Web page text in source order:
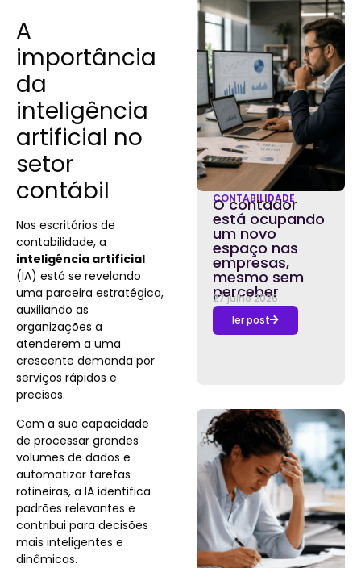
A
importância
da
inteligência
artificial no
setor
contábil
Nos escritórios de
contabilidade, a
inteligência artificial
(IA) está se revelando
uma parceira estratégica,
auxiliando as
organizações a
atenderem a uma
crescente demanda por
serviços rápidos e
precisos.
Com a sua capacidade
de processar grandes
volumes de dados e
automatizar tarefas
rotineiras, a IA identifica
padrões relevantes e
contribui para decisões
mais inteligentes e
dinâmicas.
CONTABILIDADE
O contador
está ocupando
um novo
espaço nas
empresas,
mesmo sem
perceber
27 julho 2026
ler post